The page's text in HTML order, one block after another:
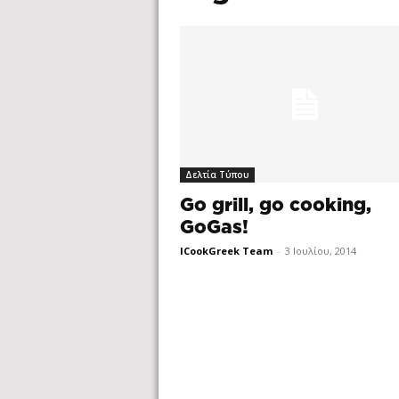
Δελτία Τύπου
Go grill, go cooking,
GoGas!
ICookGreek Team - 3 Ιουλίου, 2014